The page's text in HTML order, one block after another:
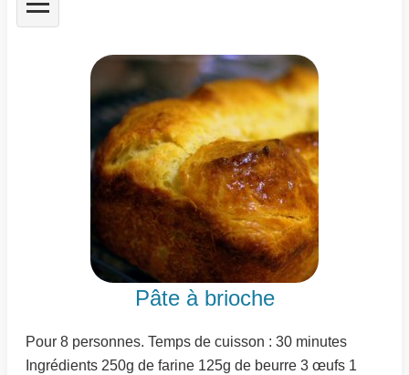
Pâte à brioche
Pour 8 personnes. Temps de cuisson : 30 minutes
Ingrédients 250g de farine 125g de beurre 3 œufs 1